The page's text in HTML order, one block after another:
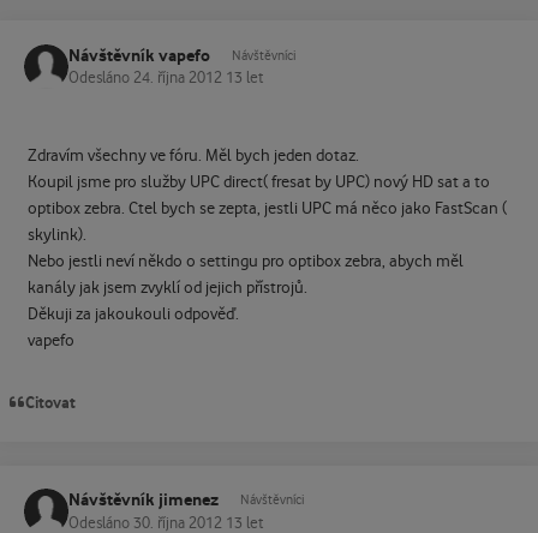
Návštěvník vapefo Návštěvníci
Odesláno 24. října 2012 13 let
Zdravím všechny ve fóru. Měl bych jeden dotaz.
Koupil jsme pro služby UPC direct( fresat by UPC) nový HD sat a to
optibox zebra. Ctel bych se zepta, jestli UPC má něco jako FastScan (
skylink).
Nebo jestli neví někdo o settingu pro optibox zebra, abych měl
kanály jak jsem zvyklí od jejich přístrojů.
Děkuji za jakoukouli odpověď.
vapefo
Citovat
Návštěvník jimenez Návštěvníci
Odesláno 30. října 2012 13 let